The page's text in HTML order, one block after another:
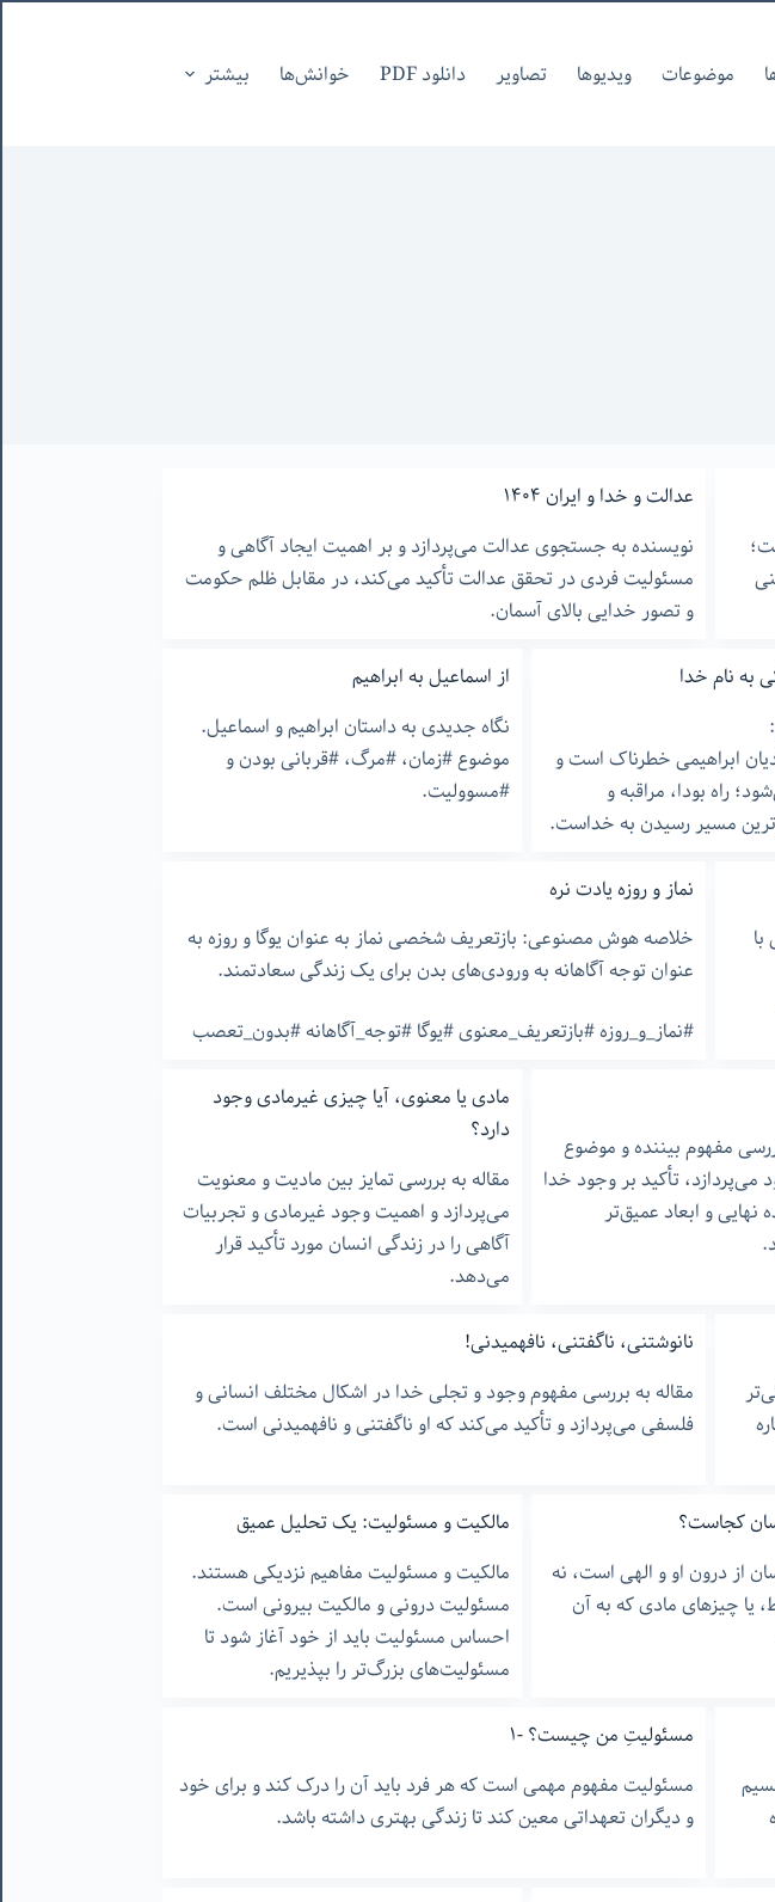
موضوعات ویدیوها تصاویر دانلود PDF خوانش‌ها بیشتر
عدالت و خدا و ایران ۱۴۰۴
نویسنده به جستجوی عدالت می‌پردازد و بر اهمیت ایجاد آگاهی و
مسئولیت فردی در تحقق عدالت تأکید می‌کند، در مقابل ظلم حکومت
و تصور خدایی بالای آسمان.
به نام خدا
ابراهیمی خطرناک است و
راه بودا، مراقبه و
مسیر رسیدن به خداست.
از اسماعیل به ابراهیم
نگاه جدیدی به داستان ابراهیم و اسماعیل.
موضوع #زمان، #مرگ، #قربانی بودن و
#مسوولیت.
نماز و روزه یادت نره
خلاصه هوش مصنوعی: بازتعریف شخصی نماز به عنوان یوگا و روزه به
عنوان توجه آگاهانه به ورودی‌های بدن برای یک زندگی سعادتمند.
#نماز_و_روزه #بازتعریف_معنوی #یوگا #توجه_آگاهانه #بدون_تعصب
مفهوم بیننده و موضوع
تأکید بر وجود خدا
نهایی و ابعاد عمیق‌تر
مادی یا معنوی، آیا چیزی غیرمادی وجود
دارد؟
مقاله به بررسی تمایز بین مادیت و معنویت
می‌پردازد و اهمیت وجود غیرمادی و تجربیات
آگاهی را در زندگی انسان مورد تأکید قرار
می‌دهد.
نانوشتنی، ناگفتنی، نافهمیدنی!
مقاله به بررسی مفهوم وجود و تجلی خدا در اشکال مختلف انسانی و
فلسفی می‌پردازد و تأکید می‌کند که او ناگفتنی و نافهمیدنی است.
کجاست؟
از درون او و الهی است، نه
یا چیزهای مادی که به آن
مالکیت و مسئولیت: یک تحلیل عمیق
مالکیت و مسئولیت مفاهیم نزدیکی هستند.
مسئولیت درونی و مالکیت بیرونی است.
احساس مسئولیت باید از خود آغاز شود تا
مسئولیت‌های بزرگ‌تر را بپذیریم.
مسئولیتِ من چیست؟ -۱
مسئولیت مفهوم مهمی است که هر فرد باید آن را درک کند و برای خود
و دیگران تعهداتی معین کند تا زندگی بهتری داشته باشد.